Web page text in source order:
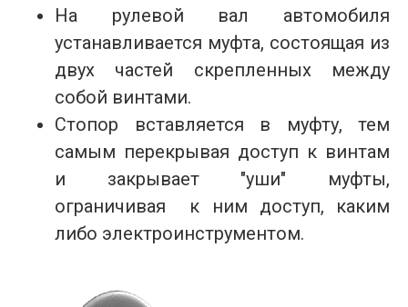
На рулевой вал автомобиля
устанавливается муфта, состоящая из
двух частей скрепленных между
собой винтами.
Стопор вставляется в муфту, тем
самым перекрывая доступ к винтам
и закрывает "уши" муфты,
ограничивая к ним доступ, каким
либо электроинструментом.